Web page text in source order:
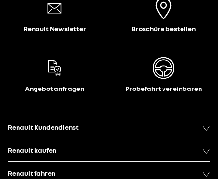
Renault Newsletter Broschüre bestellen
Angebot anfragen Probefahrt vereinbaren
Renault Kundendienst
Renault kaufen
Renault fahren